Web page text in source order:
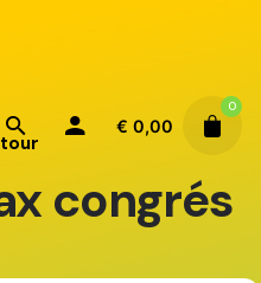
€ 0,00
0
congrés